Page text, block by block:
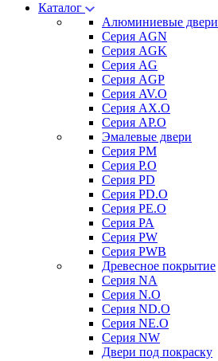
Каталог
Алюминиевые двери
Серия AGN
Серия AGK
Серия AG
Серия AGP
Серия AV.O
Серия AX.O
Серия AP.O
Эмалевые двери
Серия PM
Серия P.O
Серия PD
Серия PD.O
Серия PE.O
Серия PA
Серия PW
Серия PWB
Древесное покрытие
Серия NA
Серия N.O
Серия ND.O
Серия NE.O
Серия NW
Двери под покраску